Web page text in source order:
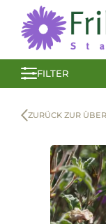
FILTER
ZURÜCK ZUR